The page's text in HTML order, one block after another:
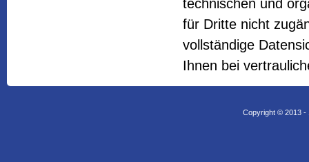
technischen und
für Dritte nicht
vollständige
Ihnen bei
Copyright © 2013